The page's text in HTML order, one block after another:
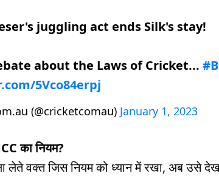
juggling act ends Silk's stay!
about the Laws of Cricket...
5Vco84erpj
(@cricketcomau) January 1, 2023
का नियम?
लेते वक्त जिस नियम को ध्यान में रखा, अब उसे